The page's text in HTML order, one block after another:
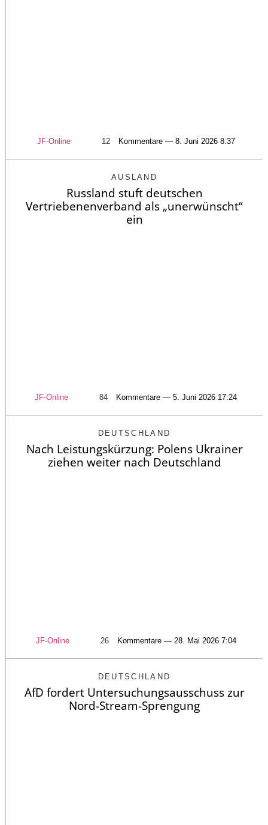
JF-Online 12 Kommentare — 8. Juni 2026 8:37
AUSLAND
Russland stuft deutschen
Vertriebenenverband als „unerwünscht“
ein
JF-Online 84 Kommentare — 5. Juni 2026 17:24
DEUTSCHLAND
Nach Leistungskürzung: Polens Ukrainer
ziehen weiter nach Deutschland
JF-Online 26 Kommentare — 28. Mai 2026 7:04
DEUTSCHLAND
AfD fordert Untersuchungsausschuss zur
Nord-Stream-Sprengung